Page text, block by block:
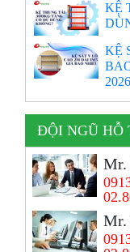
KỆ
KỆ
2026
ĐỘI NGŨ HỖ
Mr.
Mr.